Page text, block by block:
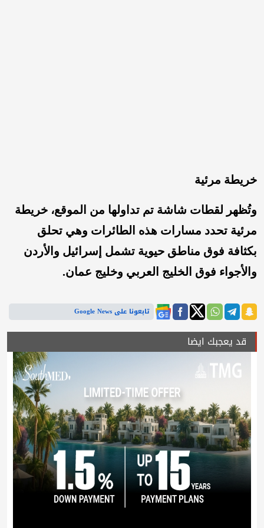
خريطة مرئية
وتُظهر لقطات شاشة تم تداولها من الموقع، خريطة
مرئية تحدد مسارات هذه الطائرات وهي تحلق
بكثافة فوق مناطق حيوية تشمل إسرائيل والأردن
والأجواء فوق الخليج العربي وخليج عمان.
تابعونا على Google News
قد يعجبك ايضا